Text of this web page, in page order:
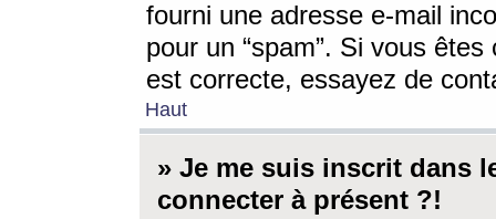
fourni une adresse e-mail
pour un “spam”. Si vous
est correcte, essayez de
Haut
» Je me suis inscrit dans
connecter à présent ?!